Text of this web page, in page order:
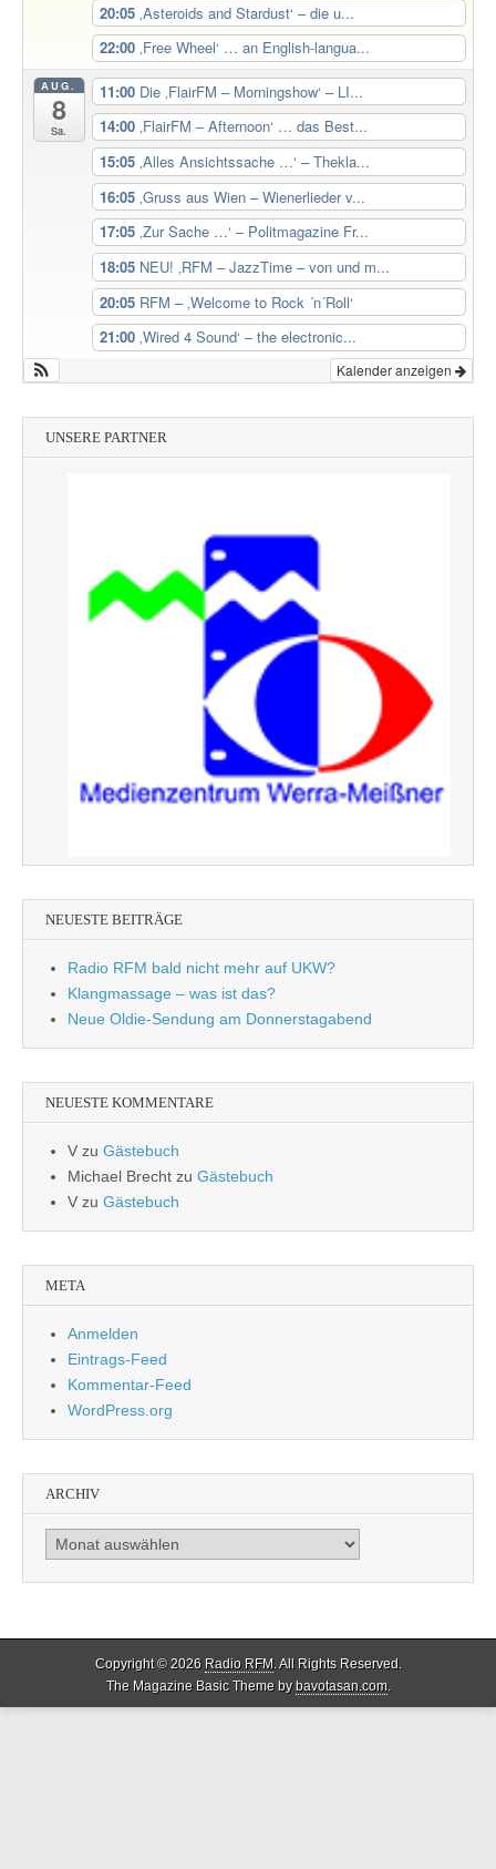
20:05 ‚Asteroids and Stardust‘ – die u...
22:00 ‚Free Wheel‘ … an English-langua...
AUG.
8
Sa.
11:00 Die ‚FlairFM – Morningshow‘ – LI...
14:00 ‚FlairFM – Afternoon‘ … das Best...
15:05 ‚Alles Ansichtssache …‘ – Thekla...
16:05 ‚Gruss aus Wien – Wienerlieder v...
17:05 ‚Zur Sache …‘ – Politmagazine Fr...
18:05 NEU! ‚RFM – JazzTime – von und m...
20:05 RFM – ‚Welcome to Rock ´n´Roll‘
21:00 ‚Wired 4 Sound‘ – the electronic...
Kalender anzeigen
UNSERE PARTNER
NEUESTE BEITRÄGE
Radio RFM bald nicht mehr auf UKW?
Klangmassage – was ist das?
Neue Oldie-Sendung am Donnerstagabend
NEUESTE KOMMENTARE
V zu Gästebuch
Michael Brecht zu Gästebuch
Vzu Gästebuch
META
Anmelden
Eintrags-Feed
Kommentar-Feed
WordPress.org
ARCHIV
Archiv
Copyright © 2026 Radio RFM. All Rights Reserved.
The Magazine Basic Theme bybavotasan.com.